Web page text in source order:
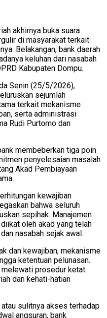
akhirnya buka suara
di masyarakat terkait
Belakangan, bank daerah
keluhan dari nasabah
Kabupaten Dompu.
Senin (25/5/2026),
sejumlah
terkait mekanisme
serta administrasi
Rudi Purtomo dan
membeberkan tiga poin
penyelesaian masalah
Akad Pembiayaan
kewajiban
bahwa seluruh
sepihak. Manajemen
oleh akad yang telah
nasabah sejak awal.
dan kewajiban, mekanisme
ketentuan pelunasan.
melewati prosedur ketat
dan kehati-hatian
sulitnya akses terhadap
angsuran, bank